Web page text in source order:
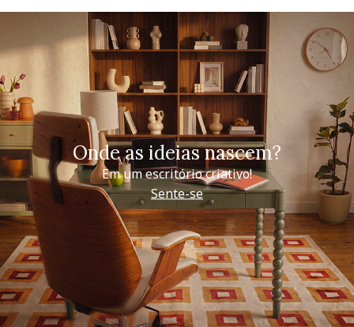
Onde as ideias nascem?
Em um escritório criativo!
Sente-se